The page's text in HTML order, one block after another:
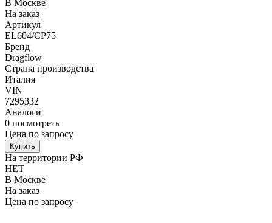
В Москве
На заказ
Артикул
EL604/CP75
Бренд
Dragflow
Страна производства
Италия
VIN
7295332
Аналоги
0 посмотреть
Цена по запросу
Купить
На территории РФ
НЕТ
В Москве
На заказ
Цена по запросу